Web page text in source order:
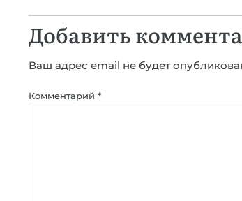
Добавить
Ваш адрес email не будет
Комментарий *